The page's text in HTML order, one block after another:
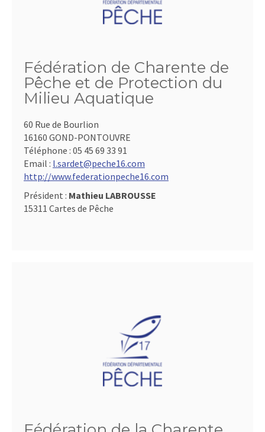
Fédération de Charente de
Pêche et de Protection du
Milieu Aquatique
60 Rue de Bourlion
16160 GOND-PONTOUVRE
Téléphone : 05 45 69 33 91
Email : l.sardet@peche16.com
http://www.federationpeche16.com
Président : Mathieu LABROUSSE
15311 Cartes de Pêche